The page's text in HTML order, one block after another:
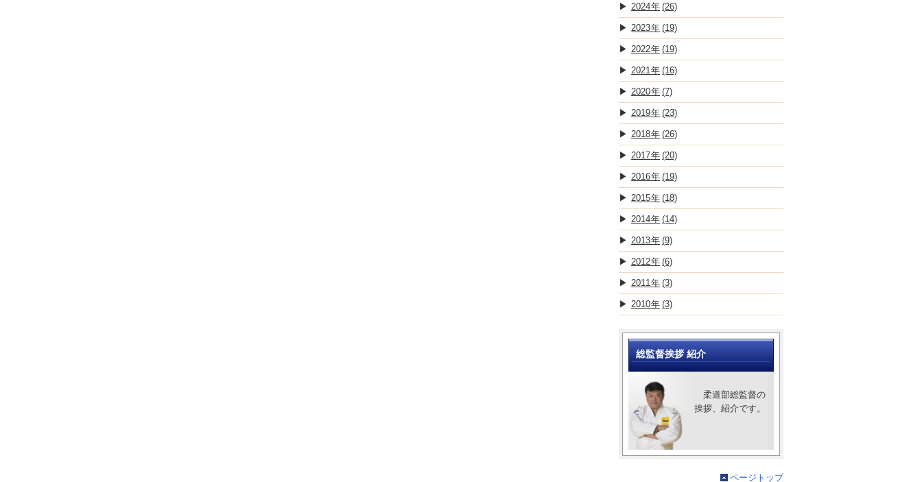
2024 (26)
2023 (19)
2022 (19)
2021 (16)
2020 (7)
2019 (23)
2018 (26)
2017 (20)
2016 (19)
2015 (18)
2014 (14)
2013 (9)
2012 (6)
2011 (3)
2010 (3)
総監督挨拶 紹介
柔道部総監督の
挨拶、紹介です。
ページトップ